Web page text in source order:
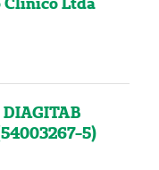
DIAGITAB
5)